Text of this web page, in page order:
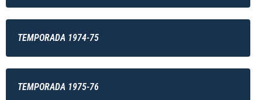
TEMPORADA 1974-75
TEMPORADA 1975-76